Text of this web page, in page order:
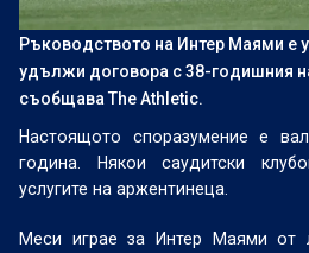
Ръководството на Интер Маями е
удължи договора с 38-годишния
съобщава The Athletic.
Настоящото споразумение е
година. Някои саудитски
услугите на аржентинеца.
Меси играе за Интер Маями от